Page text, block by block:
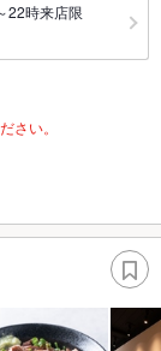
22時来店限
さい。